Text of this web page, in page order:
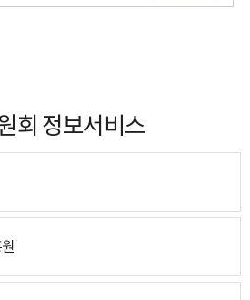
회 정보서비스